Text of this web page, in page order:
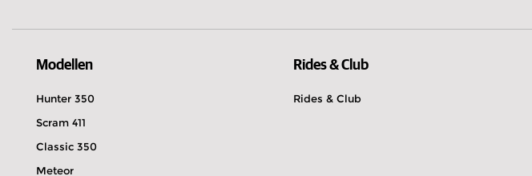
Modellen
Hunter 350
Scram 411
Classic 350
Meteor
Rides & Club
Rides & Club